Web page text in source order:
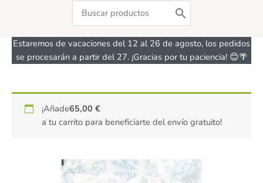
Search
for:
Estaremos de vacaciones del 12 al 26 de agosto, los pedidos
se procesarán a partir del 27. ¡Gracias por tu paciencia! 😊🌴
¡Añade65,00€
a tu carrito para beneficiarte del envío gratuito!
Sal
Rosa